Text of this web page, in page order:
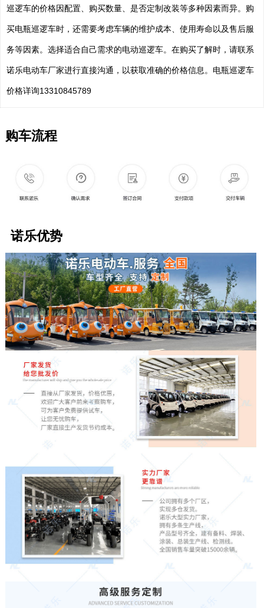
巡逻车的价格因配置、购买数量、是否定制改装等多种因素而异。购
买电瓶巡逻车时，还需要考虑车辆的维护成本、使用寿命以及售后服
务等因素。选择适合自己需求的电动巡逻车。在购买了解时，请联系
诺乐电动车厂家进行直接沟通，以获取准确的价格信息。电瓶巡逻车
价格详询13310845789
购车流程
诺乐优势